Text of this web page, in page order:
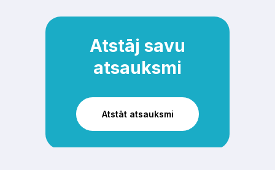
Atstāj savu
atsauksmi
Atstāt atsauksmi